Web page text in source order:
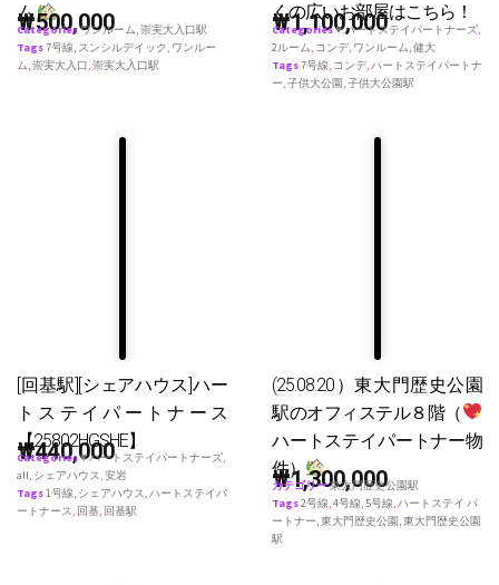
ム
₩500,000
Categoriesワンルーム,崇実大入口駅
Tags7号線, スンシルデイック , ワンルー
ム,崇実大入口,崇実大入口駅
くの広いお部屋はこちら！
₩1,100,000
Categories♥ ハートステイパートナーズ,
2ルーム, コンデ, ワンルーム,健大
Tags7号線, コンデ,ハートステイパートナ
ー,子供大公園,子供大公園駅
[回基駅][シェアハウス]ハー
トステイパートナース
【25802HGSHE】
₩440,000
Categories♥ ハートステイパートナーズ,
all, シェアハウス,安岩
Tags1号線, シェアハウス,ハートステイパ
ートナース, 回基, 回基駅
(25.08.20）東大門歴史公園
駅のオフィステル８階（
ハートステイパートナー物
件）
₩1,300,000
カテゴリー東大門歴史公園駅
Tags2号線,4号線, 5号線,ハートステイ パ
ートナー,東大門歴史公園,東大門歴史公園
駅